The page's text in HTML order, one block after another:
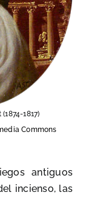
1817)
Commons
antiguos
incienso, las